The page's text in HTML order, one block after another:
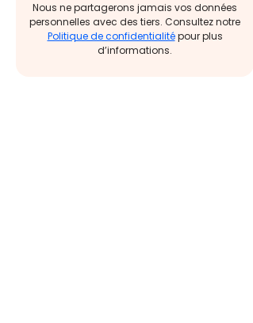
Nous ne partagerons jamais vos données
personnelles avec des tiers. Consultez notre
Politique de confidentialitépour plus
d’informations.